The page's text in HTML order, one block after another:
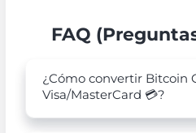
FAQ
¿Cómo convertir Bitcoin
Visa/MasterCard 💳?